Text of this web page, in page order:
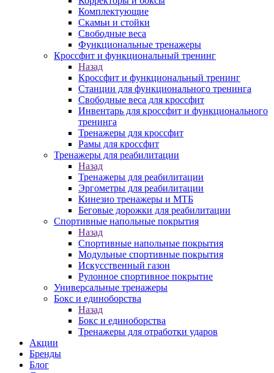
Комплектующие
Скамьи и стойки
Свободные веса
Функциональные тренажеры
Кроссфит и функциональный тренинг
Назад
Кроссфит и функциональный тренинг
Станции для функционального тренинга
Свободные веса для кроссфит
Инвентарь для кроссфит и функционального
тренинга
Тренажеры для кроссфит
Рамы для кроссфит
Тренажеры для реабилитации
Назад
Тренажеры для реабилитации
Эргометры для реабилитации
Кинезио тренажеры и МТБ
Беговые дорожки для реабилитации
Спортивные напольные покрытия
Назад
Спортивные напольные покрытия
Модульные спортивные покрытия
Искусственный газон
Рулонное спортивное покрытие
Универсальные тренажеры
Бокс и единоборства
Назад
Бокс и единоборства
Тренажеры для отработки ударов
Акции
Бренды
Блог